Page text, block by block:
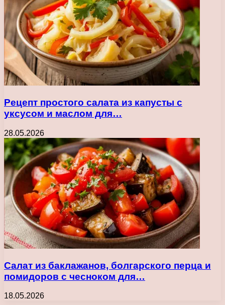
Рецепт простого салата из капусты с
уксусом и маслом для…
28.05.2026
Салат из баклажанов, болгарского перца и
помидоров с чесноком для…
18.05.2026